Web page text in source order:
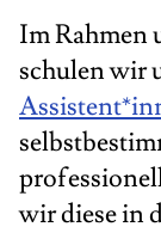
Im Rahmen
schulen wir
wir diese in